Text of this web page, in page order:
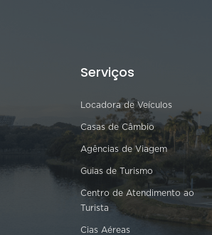
Serviços
Locadora de Veículos
Casas de Câmbio
Agências de Viagem
Guias de Turismo
Centro de Atendimento ao
Turista
Cias Aéreas